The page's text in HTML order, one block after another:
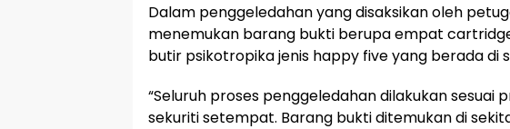
Dalam penggeledahan yang disaksikan oleh
menemukan barang bukti berupa empat
butir psikotropika jenis happy five yang berada di
“Seluruh proses penggeledahan dilakukan sesuai
sekuriti setempat. Barang bukti ditemukan di